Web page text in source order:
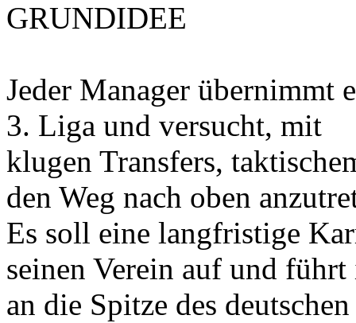
GRUNDIDEE
Jeder Manager übernimmt
3. Liga und versucht, mit
klugen Transfers,
den Weg nach oben
Es soll eine langfristige
seinen Verein auf und
an die Spitze des